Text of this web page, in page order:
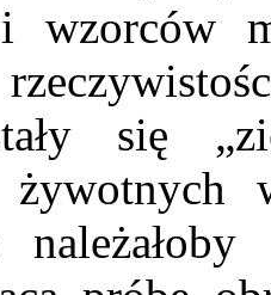
wzorców
się
żywotnych